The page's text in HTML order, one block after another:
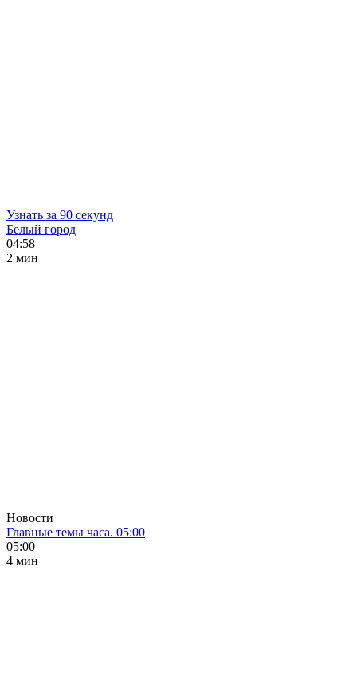
Узнать за 90 секунд
Белый город
04:58
2 мин
Новости
Главные темы часа. 05:00
05:00
4 мин